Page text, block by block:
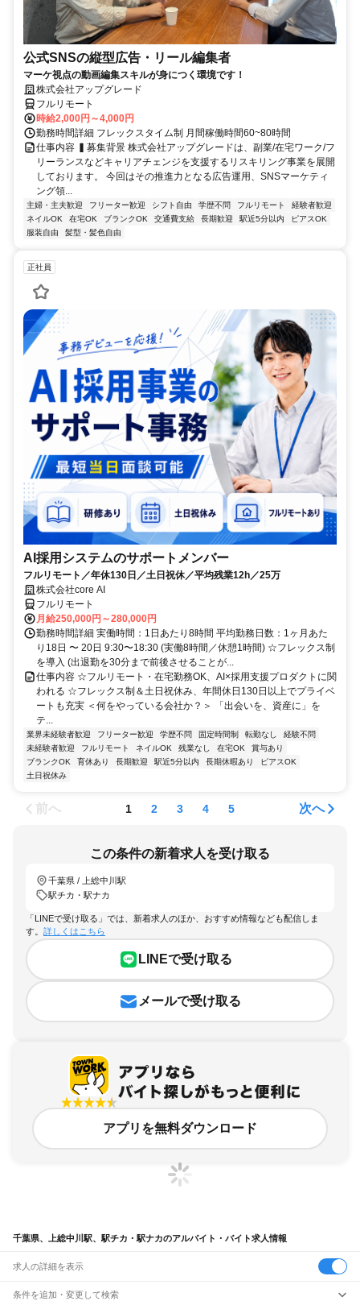
公式SNSの縦型広告・リール編集者
マーケ視点の動画編集スキルが身につく環境です！
株式会社アップグレード
フルリモート
時給2,000円～4,000円
勤務時間詳細 フレックスタイム制 月間稼働時間60~80時間
仕事内容 ▍募集背景 株式会社アップグレードは、副業/在宅ワーク/フ
リーランスなどキャリアチェンジを支援するリスキリング事業を展開
しております。 今回はその推進力となる広告運用、SNSマーケティ
ング領...
主婦・主夫歓迎 フリーター歓迎 シフト自由 学歴不問 フルリモート
経験者歓迎
ネイルOK
在宅OK ブランクOK 交通費支給 長期歓迎 駅近5分以内
ピアスOK
服装自由
髪型・髪色自由
正社員
AI採用システムのサポートメンバー
フルリモート／年休130日／土日祝休／平均残業12h／25万
株式会社core AI
フルリモート
月給250,000円～280,000円
勤務時間詳細 実働時間：1日あたり8時間 平均勤務日数：1ヶ月あた
り18日 〜 20日 9:30〜18:30 (実働8時間／休憩1時間) ☆フレックス制
を導入 (出退勤を30分まで前後させることが...
仕事内容 ☆フルリモート・在宅勤務OK、AI×採用支援プロダクトに関
われる ☆フレックス制＆土日祝休み、年間休日130日以上でプライベ
ートも充実 ＜何をやっている会社か？＞ 「出会いを、資産に」を
テ...
業界未経験者歓迎 フリーター歓迎 学歴不問 固定時間制 転勤なし
経験不問
未経験者歓迎
フルリモート ネイルOK 残業なし 在宅OK
賞与あり
ブランクOK
育休あり 長期歓迎 駅近5分以内 長期休暇あり
ピアスOK
土日祝休み
前へ 1 2 3 4 5 次へ
この条件の新着求人を受け取る
千葉県 / 上総中川駅
駅チカ・駅ナカ
「LINEで受け取る」では、新着求人のほか、おすすめ情報なども配信しま
す。 詳しくはこちら
LINEで受け取る
メールで受け取る
アプリを無料ダウンロード
千葉県、上総中川駅、駅チカ・駅ナカのアルバイト・バイト求人情報
求人の詳細を表示
条件を追加・変更して検索